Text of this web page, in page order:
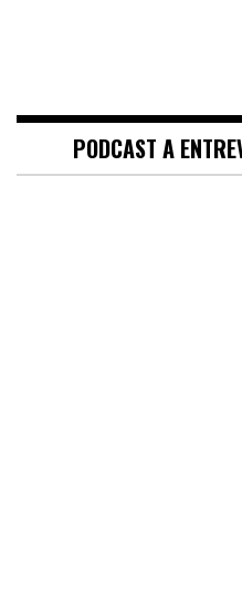
PODCAST A